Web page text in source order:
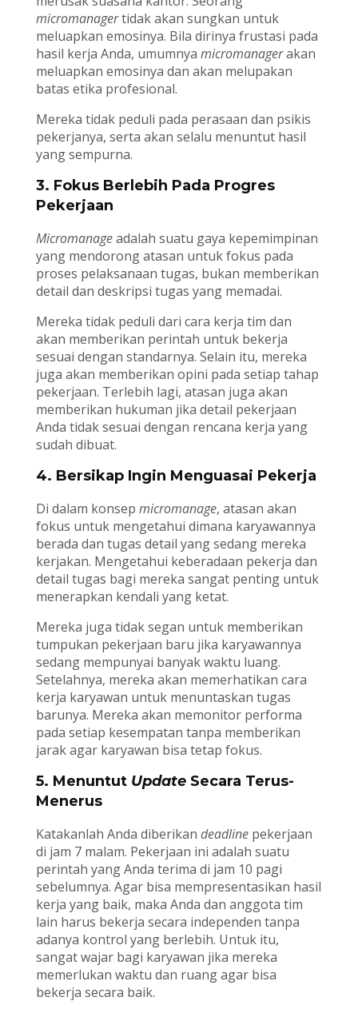
micromanagertidak akan sungkan untuk
meluapkan emosinya. Bila dirinya frustasi pada
hasil kerja Anda, umumnya micromanagerakan
meluapkan emosinya dan akan melupakan
batas etika profesional.
Mereka tidak peduli pada perasaan dan psikis
pekerjanya, serta akan selalu menuntut hasil
yang sempurna.
3. Fokus Berlebih Pada Progres
Pekerjaan
Micromanageadalah suatu gaya kepemimpinan
yang mendorong atasan untuk fokus pada
proses pelaksanaan tugas, bukan memberikan
detail dan deskripsi tugas yang memadai.
Mereka tidak peduli dari cara kerja tim dan
akan memberikan perintah untuk bekerja
sesuai dengan standarnya. Selain itu, mereka
juga akan memberikan opini pada setiap tahap
pekerjaan. Terlebih lagi, atasan juga akan
memberikan hukuman jika detail pekerjaan
Anda tidak sesuai dengan rencana kerja yang
sudah dibuat.
4. Bersikap Ingin Menguasai Pekerja
Di dalam konsep micromanage, atasan akan
fokus untuk mengetahui dimana karyawannya
berada dan tugas detail yang sedang mereka
kerjakan. Mengetahui keberadaan pekerja dan
detail tugas bagi mereka sangat penting untuk
menerapkan kendali yang ketat.
Mereka juga tidak segan untuk memberikan
tumpukan pekerjaan baru jika karyawannya
sedang mempunyai banyak waktu luang.
Setelahnya, mereka akan memerhatikan cara
kerja karyawan untuk menuntaskan tugas
barunya. Mereka akan memonitor performa
pada setiap kesempatan tanpa memberikan
jarak agar karyawan bisa tetap fokus.
5. Menuntut UpdateSecara Terus-
Menerus
Katakanlah Anda diberikan deadlinepekerjaan
di jam 7 malam. Pekerjaan ini adalah suatu
perintah yang Anda terima di jam 10 pagi
sebelumnya. Agar bisa mempresentasikan hasil
kerja yang baik, maka Anda dan anggota tim
lain harus bekerja secara independen tanpa
adanya kontrol yang berlebih. Untuk itu,
sangat wajar bagi karyawan jika mereka
memerlukan waktu dan ruang agar bisa
bekerja secara baik.